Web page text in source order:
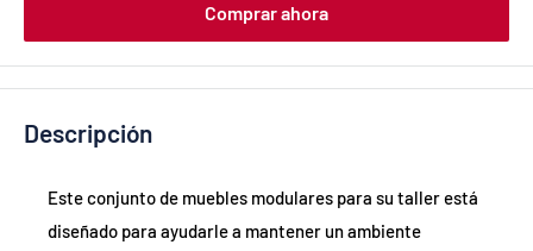
Comprar ahora
Descripción
Este conjunto de muebles modulares para su taller está
diseñado para ayudarle a mantener un ambiente